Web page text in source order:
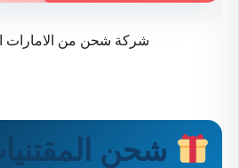
شركة شحن من الامارات
شحن